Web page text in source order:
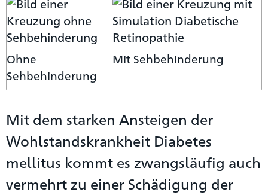
Ohne
Sehbehinderung
Mit Sehbehinderung
Mit dem starken Ansteigen der
Wohlstandskrankheit Diabetes
mellitus kommt es zwangsläufig auch
vermehrt zu einer Schädigung der